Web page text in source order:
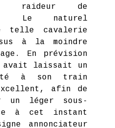
raideur de
Le naturel
telle cavalerie
à la moindre
En prévision
avait laissait un
à son train
afin de
léger sous-
à cet instant
annonciateur